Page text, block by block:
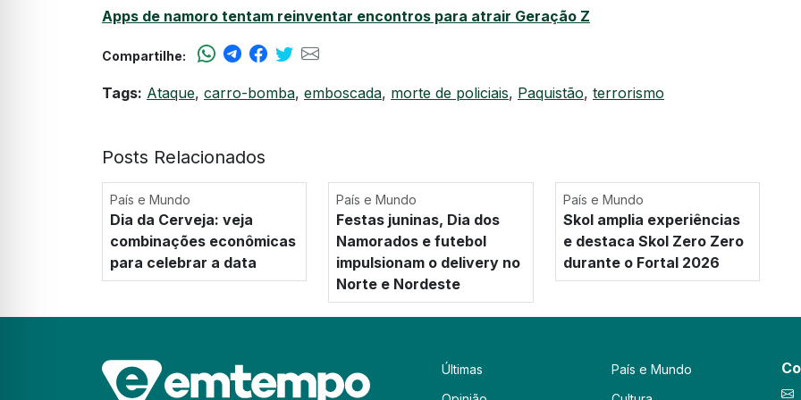
Apps de namoro tentam reinventar encontros para atrair Geração Z
Compartilhe:
Tags: Ataque, carro-bomba, emboscada, morte de policiais, Paquistão, terrorismo
Posts Relacionados
País e Mundo
Dia da Cerveja: veja
combinações econômicas
para celebrar a data
País e Mundo
Festas juninas, Dia dos
Namorados e futebol
impulsionam o delivery no
Norte e Nordeste
País e Mundo
Skol amplia experiências
e destaca Skol Zero Zero
durante o Fortal 2026
Últimas
País e Mundo